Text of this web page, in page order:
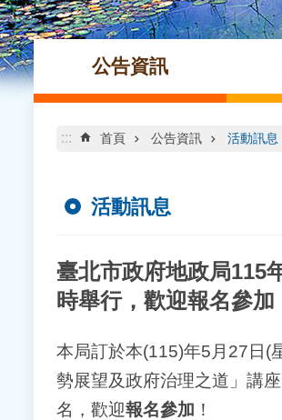
公告資訊
::: 首頁 公告資訊 活動訊息
活動訊息
臺北市政府地政局115
時舉行，歡迎報名參加
本局訂於本(115)年5月27日(
勢展望及政府治理之道」講
名，歡迎報名參加 ！